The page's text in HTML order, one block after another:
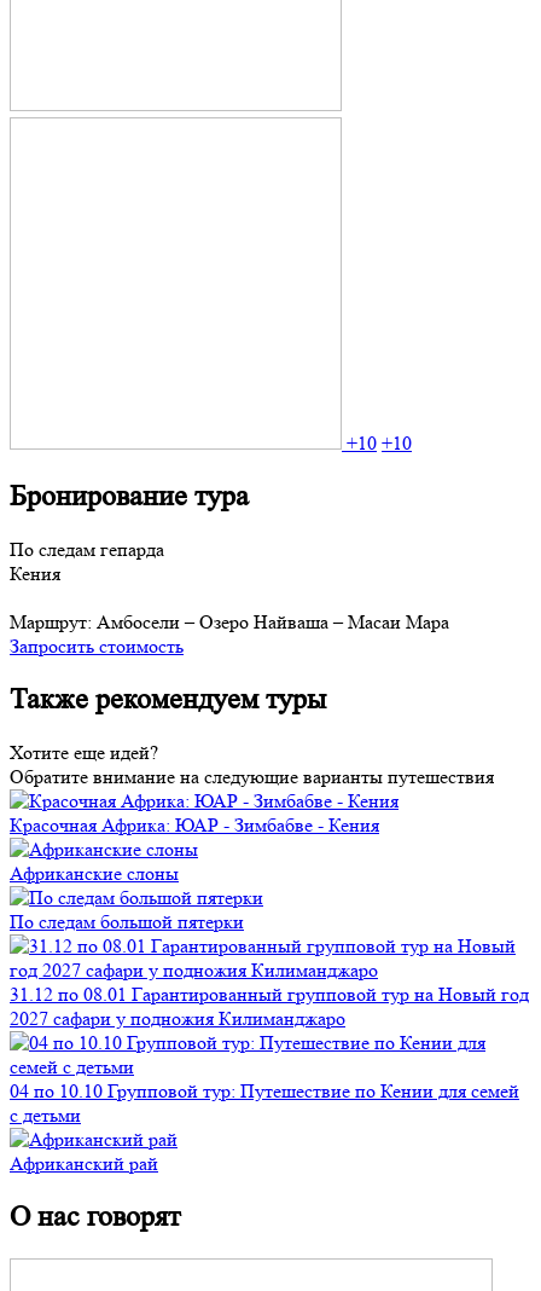
+10 +10
Бронирование тура
По следам гепарда
Кения
Маршрут: Амбосели – Озеро Найваша – Масаи Мара
Запросить стоимость
Также рекомендуем туры
Хотите еще идей?
Обратите внимание на следующие варианты путешествия
Красочная Африка: ЮАР - Зимбабве - Кения
Африканские слоны
По следам большой пятерки
31.12 по 08.01 Гарантированный групповой тур на Новый год
2027 сафари у подножия Килиманджаро
04 по 10.10 Групповой тур: Путешествие по Кении для семей
с детьми
Африканский рай
О нас говорят